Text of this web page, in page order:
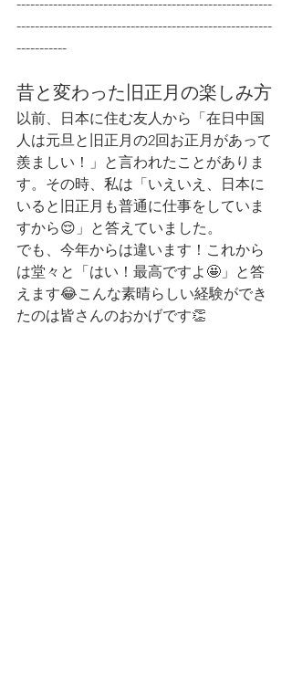
--------------------------------------------------------
-----------
昔と変わった旧正月の楽しみ方
以前、日本に住む友人から「在日中国
人は元旦と旧正月の2回お正月があって
羨ましい！」と言われたことがありま
す。その時、私は「いえいえ、日本に
いると旧正月も普通に仕事をしていま
すから😌」と答えていました。
でも、今年からは違います！これから
は堂々と「はい！最高ですよ🤩」と答
えます😂こんな素晴らしい経験ができ
たのは皆さんのおかげです👏